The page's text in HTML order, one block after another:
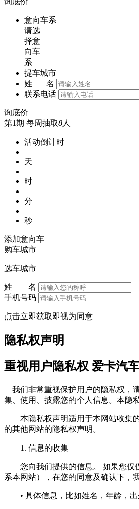
意向车系
请选
择意
向车
系
提车城市
姓 名
联系电话
询底价
第1期 每周抽取8人
活动倒计时
天
时
分
秒
添加意向车
购车城市
选车城市
姓 名
手机号码
点击立即获取即视为同意
隐私权声明
重视用户隐私权 爱卡汽
我们非常重视保护用户的隐私权，
集、使用、披露您的个人信息。本隐
本隐私权声明适用于本网站收集的
的其他网站的隐私权声明。
1. 信息的收集
您向我们提供的信息。 如果您仅仅
系本网站），在您的同意及确认下，
• 具体信息，比如姓名，年龄，出